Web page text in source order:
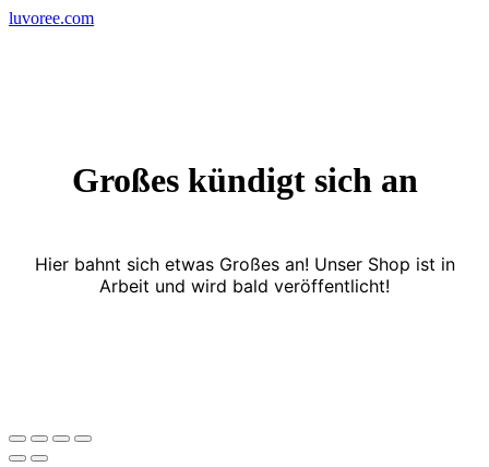
Skip
luvoree.com
Großes kündigt sich an
Hier bahnt sich etwas Großes an! Unser Shop ist in
Arbeit und wird bald veröffentlicht!